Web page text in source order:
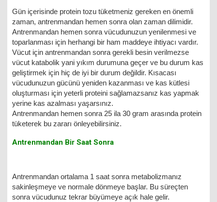
Gün içerisinde protein tozu tüketmeniz gereken en önemli
zaman, antrenmandan hemen sonra olan zaman dilimidir.
Antrenmandan hemen sonra vücudunuzun yenilenmesi ve
toparlanması için herhangi bir ham maddeye ihtiyacı vardır.
Vücut için antrenmandan sonra gerekli besin verilmezse
vücut katabolik yani yıkım durumuna geçer ve bu durum kas
geliştirmek için hiç de iyi bir durum değildir. Kısacası
vücudunuzun gücünü yeniden kazanması ve kas kütlesi
oluşturması için yeterli proteini sağlamazsanız kas yapmak
yerine kas azalması yaşarsınız.
Antrenmandan hemen sonra 25 ila 30 gram arasında protein
tüketerek bu zararı önleyebilirsiniz.
Antrenmandan Bir Saat Sonra
Antrenmandan ortalama 1 saat sonra metabolizmanız
sakinleşmeye ve normale dönmeye başlar. Bu süreçten
sonra vücudunuz tekrar büyümeye açık hale gelir.